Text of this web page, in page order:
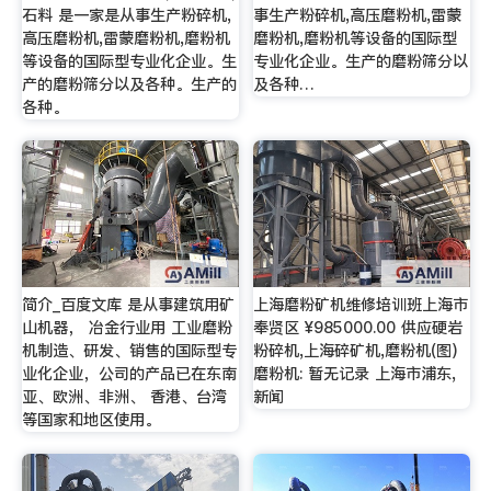
石料 是一家是从事生产粉碎机,
高压磨粉机,雷蒙磨粉机,磨粉机
等设备的国际型专业化企业。生
产的磨粉筛分以及各种。生产的
各种。
事生产粉碎机,高压磨粉机,雷蒙
磨粉机,磨粉机等设备的国际型
专业化企业。生产的磨粉筛分以
及各种…
简介_百度文库 是从事建筑用矿
山机器， 冶金行业用 工业磨粉
机制造、研发、销售的国际型专
业化企业，公司的产品已在东南
亚、欧洲、非洲、 香港、台湾
等国家和地区使用。
上海磨粉矿机维修培训班上海市
奉贤区 ¥985000.00 供应硬岩
粉碎机,上海碎矿机,磨粉机(图)
磨粉机: 暂无记录 上海市浦东,
新闻